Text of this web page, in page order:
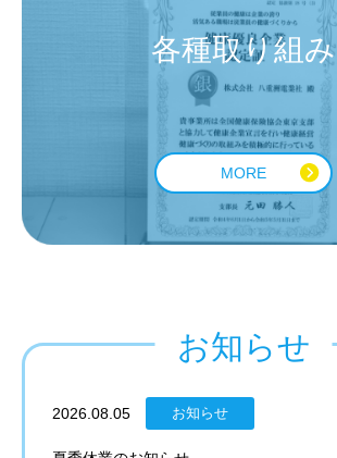
各種取り組み
MORE
お知らせ
2026.08.05 お知らせ